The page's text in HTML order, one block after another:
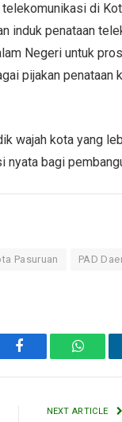
di
induk penataan
Negeri untuk
pijakan
wajah kota yang
bagi
Pasuruan PAD
Facebook
NEXT ARTICLE